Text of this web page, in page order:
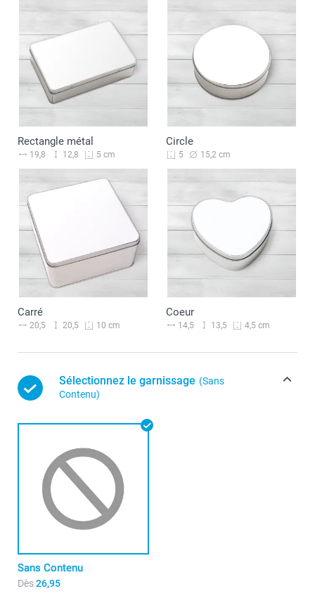
Rectangle métal
19,8 12,8 5 cm
Circle
5 15,2 cm
Carré
20,5 20,5 10 cm
Coeur
14,5 13,5 4,5 cm
Sélectionnez le garnissage (Sans
Contenu)
Sans Contenu
Dès26,95